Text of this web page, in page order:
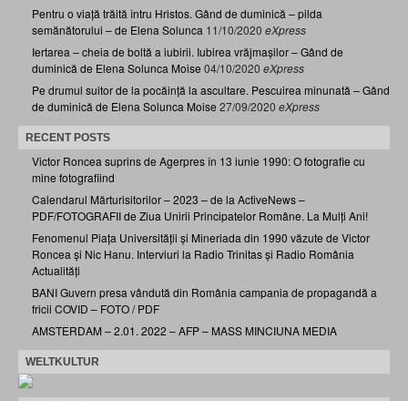
Pentru o viață trăită întru Hristos. Gând de duminică – pilda
semănătorului – de Elena Solunca 11/10/2020 eXpress
Iertarea – cheia de boltă a iubirii. Iubirea vrăjmașilor – Gând de
duminică de Elena Solunca Moise 04/10/2020 eXpress
Pe drumul suitor de la pocăință la ascultare. Pescuirea minunată – Gând
de duminică de Elena Solunca Moise 27/09/2020 eXpress
RECENT POSTS
Victor Roncea suprins de Agerpres în 13 iunie 1990: O fotografie cu
mine fotografiind
Calendarul Mărturisitorilor – 2023 – de la ActiveNews –
PDF/FOTOGRAFII de Ziua Unirii Principatelor Române. La Mulți Ani!
Fenomenul Piața Universității și Mineriada din 1990 văzute de Victor
Roncea și Nic Hanu. Interviuri la Radio Trinitas și Radio România
Actualități
BANI Guvern presa vândută din România campania de propagandă a
fricii COVID – FOTO / PDF
AMSTERDAM – 2.01. 2022 – AFP – MASS MINCIUNA MEDIA
WELTKULTUR